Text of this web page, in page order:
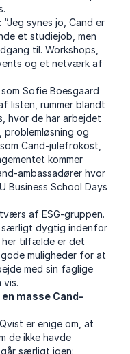
synes jo, Cand er
et studiejob, men
til. Workshops,
og et netværk af
Sofie Boesgaard
listen, rummer blandt
hvor de har arbejdet
problemløsning og
Cand-julefrokost,
kommer
ambassadører hvor
Business School Days
af ESG-gruppen.
særligt dygtig indenfor
her tilfælde er det
muligheder for at
med sin faglige
vis.
masse Cand-
er enige om, at
de ikke havde
særligt igen: